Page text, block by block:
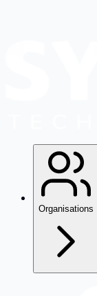
Organisations